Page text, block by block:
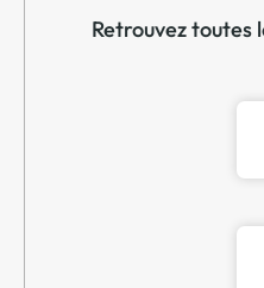
Retrouvez toutes